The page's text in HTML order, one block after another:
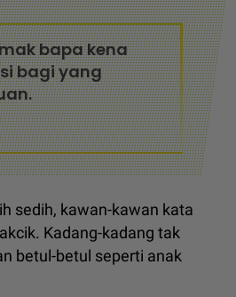
bapa kena
bagi yang
sedih, kawan-kawan kata
Kadang-kadang tak
betul-betul seperti anak